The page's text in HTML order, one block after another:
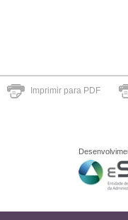
Imprimir para PDF